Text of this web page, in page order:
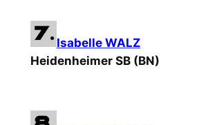
Isabelle WALZ
Heidenheimer SB (BN)